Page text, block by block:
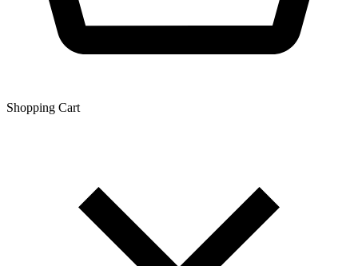
Shopping Сart